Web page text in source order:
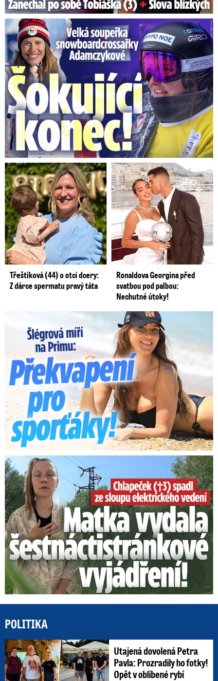
Velká soupeřka Adamczykové: Šokující konec!
Třeštíková (44) o otci dcery:
Z dárce spermatu pravý táta
Ronaldova Georgina před
svatbou pod palbou:
Nechutné útoky!
Lucie Šlégrová míří na Primu. Překvapení pro sporťáky!
Smrtelný pád chlapce: Matka vydala vyjádření na 16 stran
POLITIKA
Utajená dovolená Petra
Pavla: Prozradily ho fotky!
Opět v oblíbené rybí